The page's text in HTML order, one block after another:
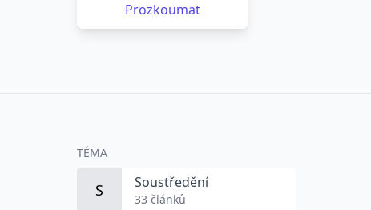
Prozkoumat
TÉMA
S Soustředění
33 článků